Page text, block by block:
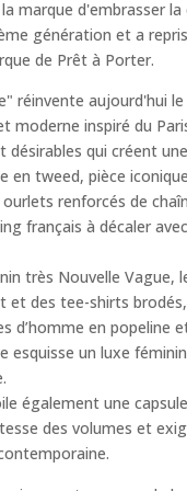
marque d'embrasser
génération et a
de Prêt à Porter.
réinvente aujourd'hui
moderne inspiré du
désirables qui créent
en tweed, pièce
renforcés de
français à décaler
très Nouvelle
des tee-shirts
d’homme en
esquisse un luxe
également une
des volumes et